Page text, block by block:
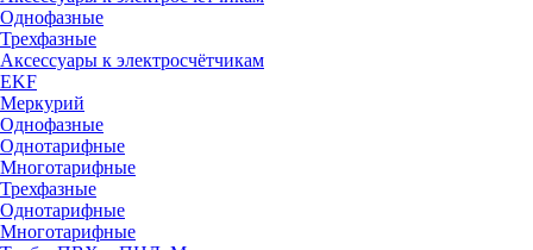
Однофазные
Трехфазные
Аксессуары к электросчётчикам
EKF
Меркурий
Однофазные
Однотарифные
Многотарифные
Трехфазные
Однотарифные
Многотарифные